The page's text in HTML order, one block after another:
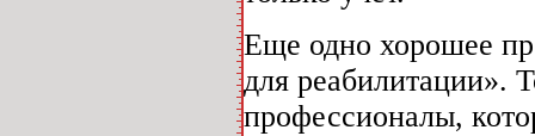
Еще одно хорошее
для реабилитации».
профессионалы,